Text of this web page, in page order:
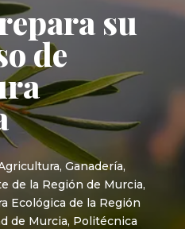
su
de
Ganadería,
de la Región de Murcia,
Ecológica de la Región
de Murcia, Politécnica